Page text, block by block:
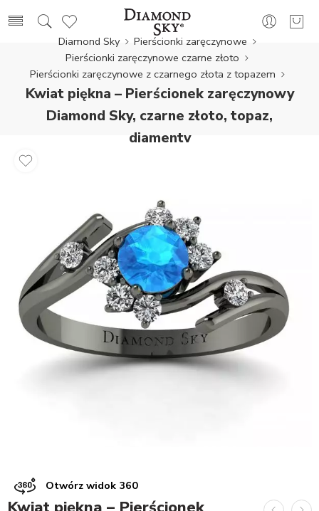
Diamond Sky
Pierścionki zaręczynowe
Pierścionki zaręczynowe czarne złoto
Pierścionki zaręczynowe z czarnego złota z topazem
Kwiat piękna – Pierścionek zaręczynowy
Diamond Sky, czarne złoto, topaz,
diamenty
Otwórz widok 360